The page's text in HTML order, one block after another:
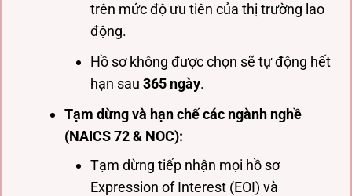
trên mức độ ưu tiên của thị trường lao
động.
Hồ sơ không được chọn sẽ tự động hết
hạn sau 365 ngày.
Tạm dừng và hạn chế các ngành nghề
(NAICS 72 & NOC):
Tạm dừng tiếp nhận mọi hồ sơ
Expression of Interest (EOI) và